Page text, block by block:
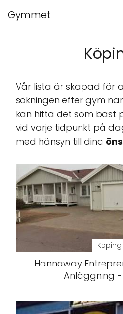
Gymmet
Vår lista är skapad för
sökningen efter gym
kan hitta det som bäst
vid varje tidpunkt på
med hänsyn till dina
Köping
Hannaway
Anläggning